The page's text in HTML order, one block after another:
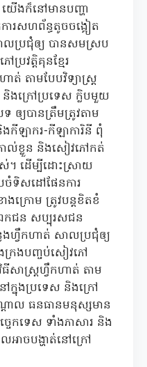
យើងក៏នៅមានបញ្ហា
រសហព័ន្ធតូចចង្អៀត
ាលប្រជុំឲ្យ បានសមស្រប
រវត្តិគុនខ្មែរ
ត់ តាមបែបវិទ្យាស្រ្ត
និងក្រៅប្រទេស ក្លិបមួយ
ឲ្យបានត្រឹមត្រូវតាម
ងកីឡាករ-កីឡាការិនី ពុំ
ល់ខ្លួន និងសៀវភៅកត់
ស់។ ដើម្បីដោះស្រាយ
ចំទិសដៅផែនការ
ងក្រោម ត្រូវបន្តខិតខំ
ឯកជន សប្បុរសជន
ងហ្វឹកហាត់ សាលប្រជុំឲ្យ
ក្រងបញ្ចប់សៀវភៅ
ធីសាស្ត្រហ្វឹកហាត់ តាម
នៅក្នុងប្រទេស និងក្រៅ
ាល ធនធានមនុស្សមាន
ចេកទេស ទាំងភាសារ និង
អាចបង្ហាត់នៅក្រៅ